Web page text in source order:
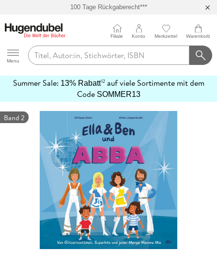
100 Tage Rückgaberecht***
Hugendubel
Menu
Filiale Konto Merkzettel Warenkorb
Summer Sale: 13% Rabatt12auf viele Sortimente mit dem
Code SOMMER13
erfahren
Band 2